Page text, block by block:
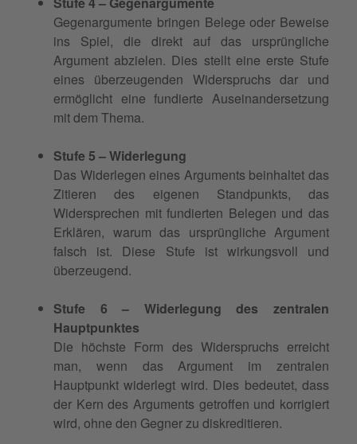
Gegenargumente bringen Belege oder Beweise
ins Spiel, die direkt auf das ursprüngliche
Argument abzielen. Dies stellt eine erste Stufe
eines überzeugenden Widerspruchs dar und
ermöglicht eine fundierte Auseinandersetzung
mit dem Thema.
Stufe 5 – Widerlegung
Das Widerlegen eines Arguments beinhaltet das
Zitieren des eigenen Standpunkts, das
Widersprechen mit fundierten Belegen und das
Erklären, warum das ursprüngliche Argument
falsch ist. Diese Stufe ist wirkungsvoll und
überzeugend.
Stufe 6 – Widerlegung des zentralen
Hauptpunktes
Die höchste Form des Widerspruchs erreicht
man, wenn das Argument im zentralen
Hauptpunkt widerlegt wird. Dies bedeutet, dass
der Kern des Arguments getroffen und korrigiert
wird, ohne den Gegner zu diskreditieren.